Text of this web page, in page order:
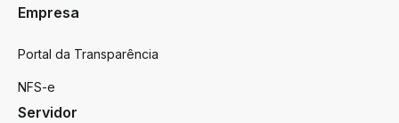
Empresa
Portal da Transparência
NFS-e
Servidor